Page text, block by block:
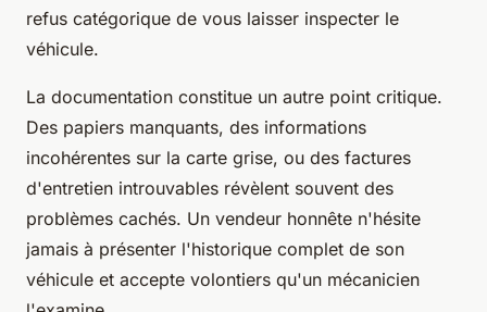
refus catégorique de vous laisser inspecter le
véhicule.
La documentation constitue un autre point critique.
Des papiers manquants, des informations
incohérentes sur la carte grise, ou des factures
d'entretien introuvables révèlent souvent des
problèmes cachés. Un vendeur honnête n'hésite
jamais à présenter l'historique complet de son
véhicule et accepte volontiers qu'un mécanicien